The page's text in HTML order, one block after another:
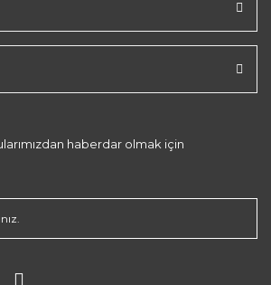
haberdar olmak için